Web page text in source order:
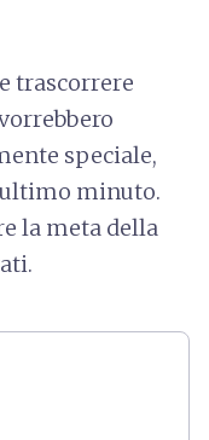
trascorrere
speciale,
minuto.
la meta della